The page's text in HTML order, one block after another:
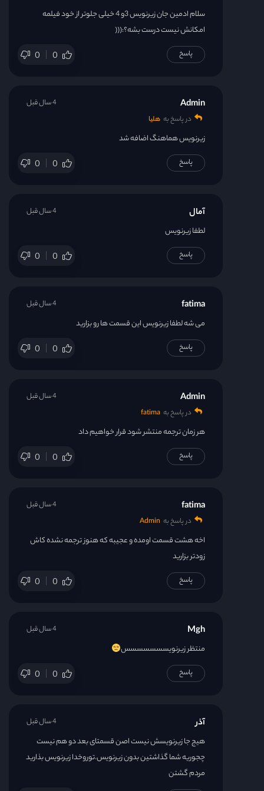
سلام ادمین جان زیرنویس 3و 4 خیلی جلوتر از خود فیلمه
امکانش نیست درست بشه؟:(((
0 0 پاسخ
Admin
در پاسخ به هلیا
زیرنویس هماهنگ اضافه شد
0 0
4 سال قبل
پاسخ
آمال
لطفا زیرنویس
0 0
4 سال قبل
پاسخ
fatima
می شه لطفا زیرنویس این قسمت ها رو بزارید
0 0
4 سال قبل
پاسخ
Admin
در پاسخ به fatima
هر زمان ترجمه منتشر شود قرار خواهیم داد
0 0
4 سال قبل
پاسخ
fatima
در پاسخ به Admin
اخه هشت قسمت اومده و عجیبه که هنوز ترجمه نشده کاش
زودتر بزارید
0 0
4 سال قبل
پاسخ
Mgh
منتظر زیرنویسسسسسسس
0 0
4 سال قبل
پاسخ
آذر
هیج جا زیرنویسش‌ نیست اصن قسمتای بعد دو هم نیست
چجوریه شما گذاشتین بدون زیرنویس.توروخدا زیرنویس بذارید
مردم گشتن
4 سال قبل